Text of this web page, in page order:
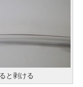
と剥ける